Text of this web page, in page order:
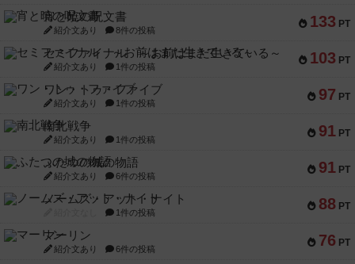
133 PT
宵と暁の呪文書
紹介文あり 8件の投稿
103 PT
セミファイナル ～お前はまだ生きている～
紹介文あり 1件の投稿
97 PT
ワン・トゥ・ファイブ
紹介文あり 1件の投稿
91 PT
南北戦争
紹介文あり 1件の投稿
91 PT
ふたつの城の物語
紹介文あり 6件の投稿
88 PT
ノームズ・アット・ナイト
1件の投稿
76 PT
マーリン
紹介文あり 6件の投稿